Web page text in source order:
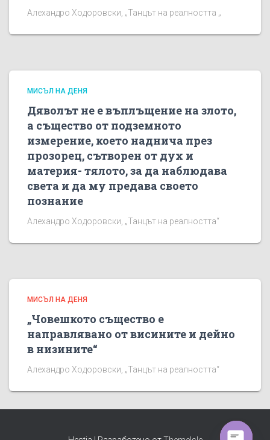
Алехандро Ходоровски, „Танцът на реалността „
МИСЪЛ НА ДЕНЯ
Дяволът не е въплъщение на злото,
а същество от подземното
измерение, което наднича през
прозорец, сътворен от дух и
материя- тялото, за да наблюдава
света и да му предава своето
познание
Алехандро Ходоровски, „Танцът на реалността“
МИСЪЛ НА ДЕНЯ
„Човешкото същество е
направлявано от висините и дейно
в низините“
Алехандро Ходоровски, „Танцът на реалността“